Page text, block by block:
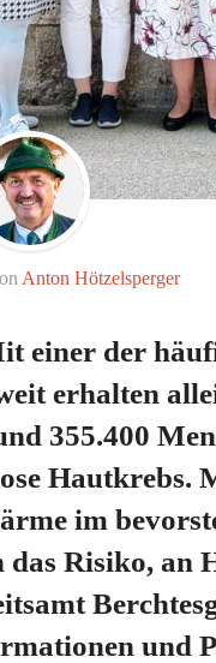
Anton Hötzelsperger
einer der
erhalten
355.400
Hautkrebs.
im
das Risiko, an
und